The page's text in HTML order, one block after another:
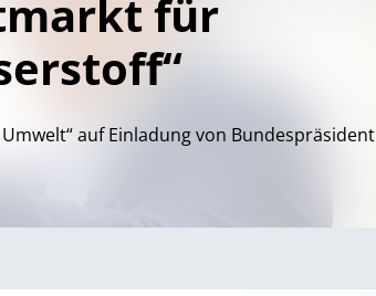
für
auf Einladung von Bundespräsident